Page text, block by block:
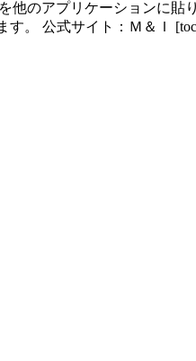
のアプリケーションに貼
す。 公式サイト：Ｍ＆Ｉ